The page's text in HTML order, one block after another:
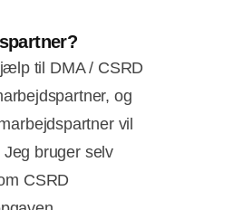
til DMA / CSRD
og
vil
bruger selv
CSRD